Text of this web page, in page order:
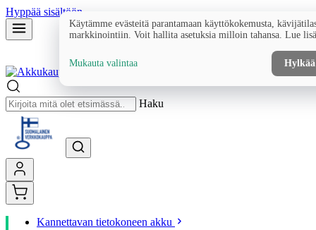
Hyppää sisältöön
Haku
Kannettavan tietokoneen akku
Käytämme evästeitä parantamaan käyttökokemusta,
markkinointiin. Voit hallita asetuksia milloin tahansa. Lue
Mukauta valintaa Hylkää